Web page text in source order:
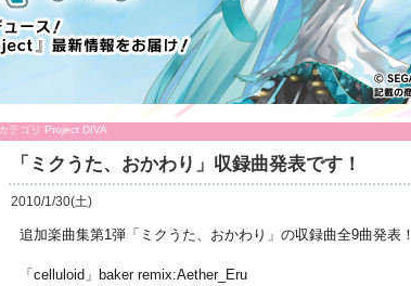
カテゴリ Project DIVA
「ミクうた、おかわり」収録曲発表です！
2010/1/30(土)
追加楽曲集第1弾「ミクうた、おかわり」の収録曲全9曲発表！
「celluloid」baker remix:Aether_Eru